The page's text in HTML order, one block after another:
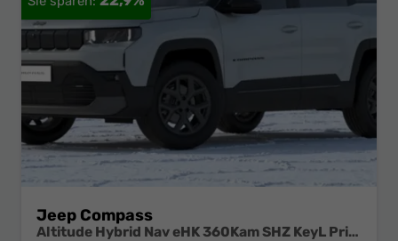
Jeep Compass
Altitude Hybrid Nav eHK 360Kam SHZ KeyL PrivG 18Z